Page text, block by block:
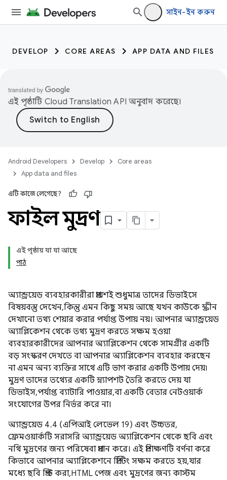
সাইন-ইন করুন
DEVELOP CORE AREAS APP DATA AND FILES
এই পৃষ্ঠাটি Cloud Translation API অনুবাদ করেছে।
Android Developers Develop
Core areas
App data and files
এটি কাজে লেগেছে?
ফাইল মুদ্রণ
এই পৃষ্ঠায় যা যা আছে
পাঠ
অ্যান্ড্রয়েড ব্যবহারকারীরা প্রায়শই শুধুমাত্র তাদের ডিভাইসে
বিষয়বস্তু দেখেন, কিন্তু এমন কিছু সময় আছে যখন কাউকে স্ক্রীন
দেখানো তথ্য শেয়ার করার পর্যাপ্ত উপায় নয়। আপনার অ্যান্ড্রয়েড
অ্যাপ্লিকেশন থেকে তথ্য মুদ্রণ করতে সক্ষম হওয়া
ব্যবহারকারীদের আপনার অ্যাপ্লিকেশন থেকে সামগ্রীর একটি
বড় সংস্করণ দেখতে বা আপনার অ্যাপ্লিকেশন ব্যবহার করছেন
না এমন অন্য ব্যক্তির সাথে এটি ভাগ করার একটি উপায় দেয়৷
মুদ্রণ তাদের তথ্যের একটি স্ন্যাপশট তৈরি করতে দেয় যা
ডিভাইস, পর্যাপ্ত ব্যাটারি পাওয়ার, বা একটি বেতার নেটওয়ার্ক
সংযোগের উপর নির্ভর করে না।
অ্যান্ড্রয়েড 4.4 (এপিআই লেভেল 19) এবং উচ্চতর,
ফ্রেমওয়ার্কটি সরাসরি অ্যান্ড্রয়েড অ্যাপ্লিকেশন থেকে ছবি এবং
নথি মুদ্রণের জন্য পরিষেবা প্রদান করে। এই প্রশিক্ষণটি বর্ণনা করে
কিভাবে আপনার অ্যাপ্লিকেশনে প্রিন্টিং সক্ষম করতে হয়, যার
মধ্যে ছবি প্রিন্ট করা, HTML পেজ এবং মুদ্রণের জন্য কাস্টম